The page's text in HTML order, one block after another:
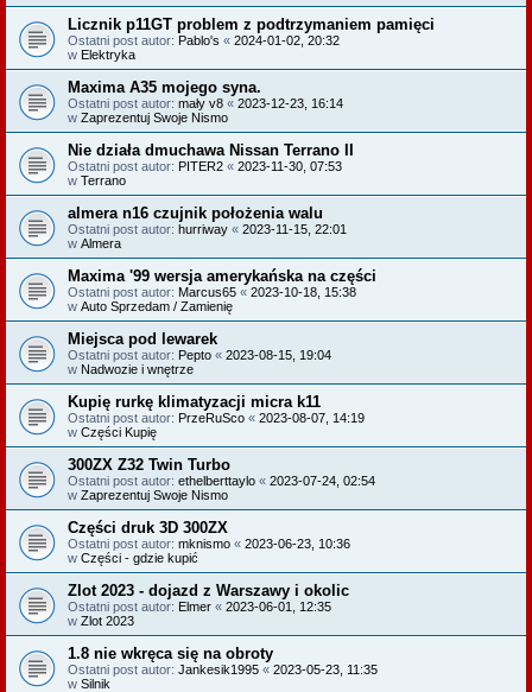
Licznik p11GT problem z podtrzymaniem pamięci
Ostatni post autor: Pablo's « 2024-01-02, 20:32
w Elektryka
Maxima A35 mojego syna.
Ostatni post autor: mały v8 « 2023-12-23, 16:14
w Zaprezentuj Swoje Nismo
Nie działa dmuchawa Nissan Terrano II
Ostatni post autor: PITER2 « 2023-11-30, 07:53
w Terrano
almera n16 czujnik położenia walu
Ostatni post autor: hurriway « 2023-11-15, 22:01
w Almera
Maxima '99 wersja amerykańska na części
Ostatni post autor: Marcus65 « 2023-10-18, 15:38
w Auto Sprzedam / Zamienię
Miejsca pod lewarek
Ostatni post autor: Pepto « 2023-08-15, 19:04
w Nadwozie i wnętrze
Kupię rurkę klimatyzacji micra k11
Ostatni post autor: PrzeRuSco « 2023-08-07, 14:19
w Części Kupię
300ZX Z32 Twin Turbo
Ostatni post autor: ethelberttaylo « 2023-07-24, 02:54
w Zaprezentuj Swoje Nismo
Części druk 3D 300ZX
Ostatni post autor: mknismo « 2023-06-23, 10:36
w Części - gdzie kupić
Zlot 2023 - dojazd z Warszawy i okolic
Ostatni post autor: Elmer « 2023-06-01, 12:35
w Zlot 2023
1.8 nie wkręca się na obroty
Ostatni post autor: Jankesik1995 « 2023-05-23, 11:35
w Silnik